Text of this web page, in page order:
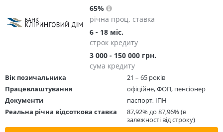
65%
річна проц. ставка
6 - 18 міс.
строк кредиту
3 000 - 150 000 грн.
сума кредиту
Вік позичальника
21 – 65 років
Працевлаштування
офіційне, ФОП, пенсіонер
Документи
паспорт, ІПН
Реальна річна відсоткова ставка
87,92% до 87,96% (в
залежності від строку)